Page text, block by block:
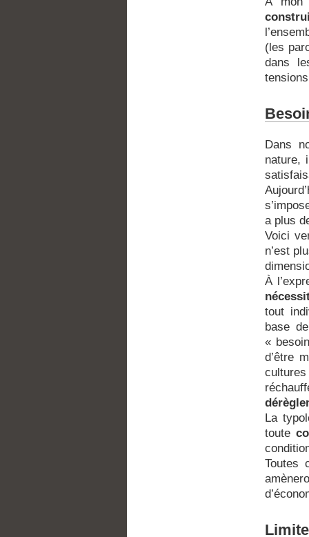
(les
dans
Dans
nature,
a plus
Voici
n’est
À
tout
base
«
d’être
La
toute
Toutes